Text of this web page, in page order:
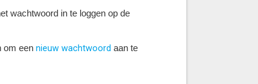
wachtwoord in te loggen op de
om een nieuw wachtwoord aan te